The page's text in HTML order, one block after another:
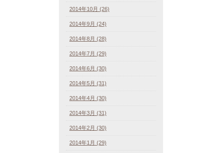
2014年10月 (26)
2014年9月 (24)
2014年8月 (28)
2014年7月 (29)
2014年6月 (30)
2014年5月 (31)
2014年4月 (30)
2014年3月 (31)
2014年2月 (30)
2014年1月 (29)